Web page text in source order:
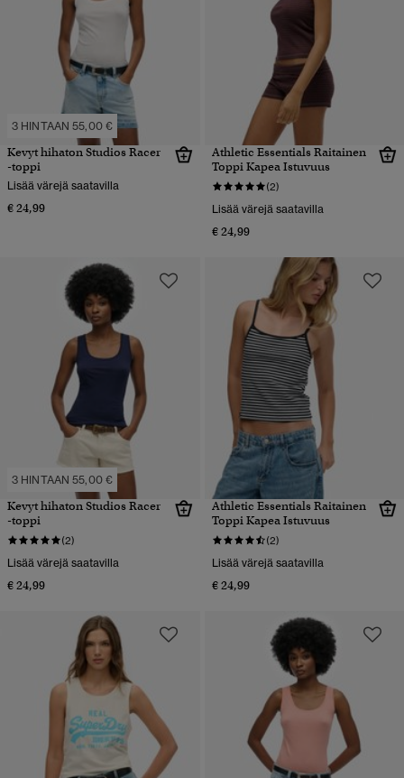
3 HINTAAN 55,00 €
Kevyt hihaton Studios Racer
-toppi
Lisää värejä saatavilla
€ 24,99
Athletic Essentials Raitainen
Toppi Kapea Istuvuus
(2)
Lisää värejä saatavilla
€ 24,99
3 HINTAAN 55,00 €
Kevyt hihaton Studios Racer
-toppi
(2)
Lisää värejä saatavilla
€ 24,99
Athletic Essentials Raitainen
Toppi Kapea Istuvuus
(2)
Lisää värejä saatavilla
€ 24,99